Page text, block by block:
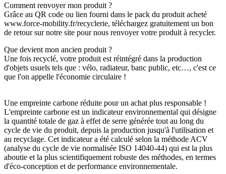
Comment renvoyer mon produit ?
Grâce au QR code ou lien fourni dans le pack du produit acheté
www.force-mobility.fr/recyclerie, téléchargez gratuitement un bon
de retour sur notre site pour nous renvoyer votre produit à recycler.
Que devient mon ancien produit ?
Une fois recyclé, votre produit est réintégré dans la production
d'objets usuels tels que : vélo, radiateur, banc public, etc…, c'est ce
que l'on appelle l'économie circulaire !
Une empreinte carbone réduite pour un achat plus responsable !
L'empreinte carbone est un indicateur environnemental qui désigne
la quantité totale de gaz à effet de serre générée tout au long du
cycle de vie du produit, depuis la production jusqu'à l'utilisation et
au recyclage. Cet indicateur a été calculé selon la méthode ACV
(analyse du cycle de vie normalisée ISO 14040-44) qui est la plus
aboutie et la plus scientifiquement robuste des méthodes, en termes
d'éco-conception et de performance environnementale.